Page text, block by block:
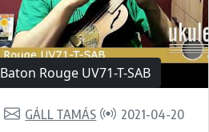
Baton Rouge UV71-T-SAB
GÁLL TAMÁS 2021-04-20